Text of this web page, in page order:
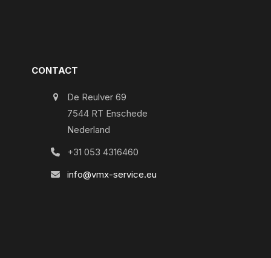
CONTACT
De Reulver 69
7544 RT Enschede
Nederland
+31 053 4316460
info@vmx-service.eu